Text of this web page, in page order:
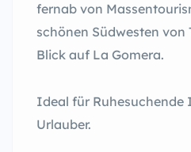
fernab von
schönen Südwesten von
Blick auf La Gomera.
Ideal für Ruhesuchende
Urlauber.